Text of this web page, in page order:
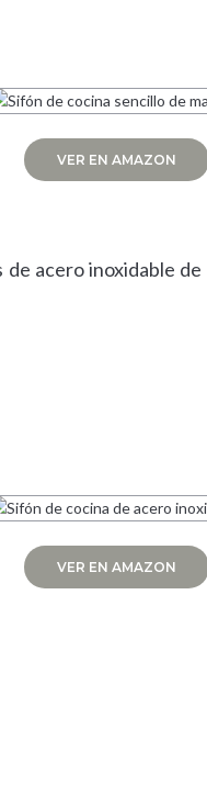
VER EN AMAZON
acero inoxidable de
VER EN AMAZON